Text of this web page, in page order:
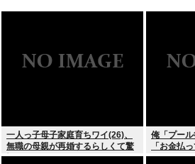
一人っ子母子家庭育ちワイ(26)、
無職の母親が再婚するらしくて驚
愕
俺「プー
「お金払
うすんの